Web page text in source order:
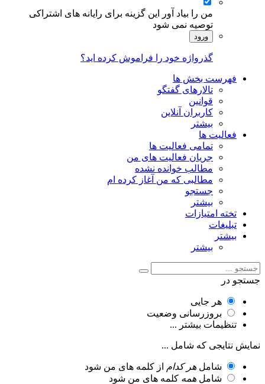
من را بیاد آور
این گزینه برای رایانه های اشتراکی
توصیه نمی شود
ورود
گذرواژه خود را فراموش کرده اید؟
فهرست بخش ها
تالارهای گفتگو
قوانین
کاربران آنلاین
بیشتر
فعالیت ها
تمامی فعالیت ها
جریان فعالیت های من
مطالب خوانده نشده
مطالبی که من آغاز کرده ام
جستجو
بیشتر
تخته امتیازات
تبلیغات
بیشتر
بیشتر
جستجو در
هر جایی
بروزرسانی وضعیت
تنظیمات بیشتر ...
نمایش نتایجی که شامل ...
شامل هر کدام از کلمه های من شود
شامل همه کلمه های من شود